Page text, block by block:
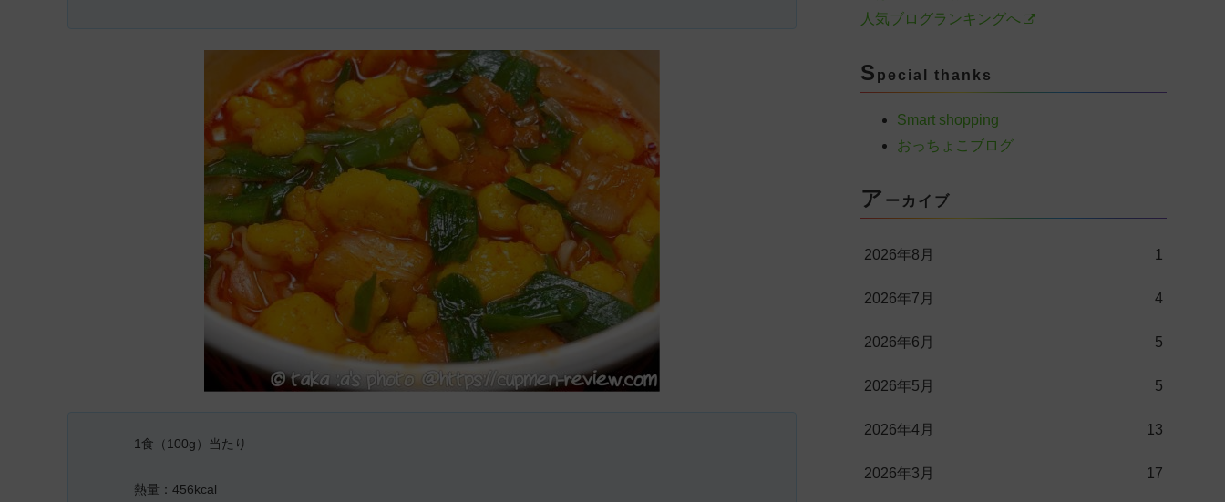
1食（100g）当たり
熱量：456kcal
人気ブログランキングへ
S pecial thanks
Smart shopping
おっちょこブログ
ア ーカイブ
2026年8月 1
2026年7月 4
2026年6月 5
2026年5月 5
2026年4月 13
2026年3月 17